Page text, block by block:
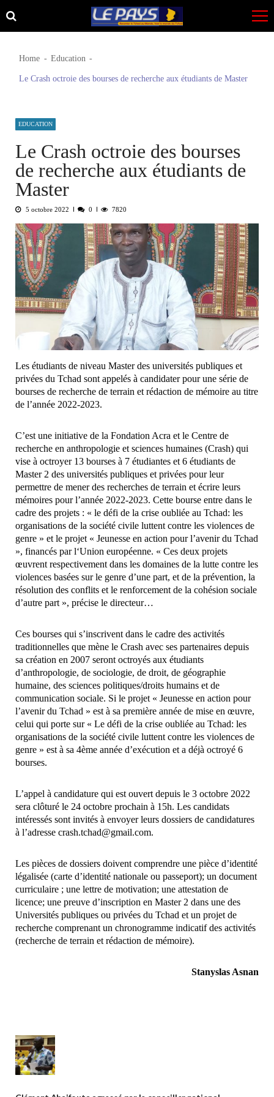
Skip
to
Skip
to
Home Education
Le Crash octroie des bourses de recherche aux étudiants de Master
EDUCATION
Le Crash octroie des bourses
de recherche aux étudiants de
Master
5 octobre 2022 0 7820
Les étudiants de niveau Master des universités publiques et
privées du Tchad sont appelés à candidater pour une série de
bourses de recherche de terrain et rédaction de mémoire au titre
de l’année 2022-2023.
C’est une initiative de la Fondation Acra et le Centre de
recherche en anthropologie et sciences humaines (Crash) qui
vise à octroyer 13 bourses à 7 étudiantes et 6 étudiants de
Master 2 des universités publiques et privées pour leur
permettre de mener des recherches de terrain et écrire leurs
mémoires pour l’année 2022-2023. Cette bourse entre dans le
cadre des projets : « le défi de la crise oubliée au Tchad: les
organisations de la société civile luttent contre les violences de
genre » et le projet « Jeunesse en action pour l’avenir du Tchad
», financés par l‘Union européenne. « Ces deux projets
œuvrent respectivement dans les domaines de la lutte contre les
violences basées sur le genre d’une part, et de la prévention, la
résolution des conflits et le renforcement de la cohésion sociale
d’autre part », précise le directeur…
Ces bourses qui s’inscrivent dans le cadre des activités
traditionnelles que mène le Crash avec ses partenaires depuis
sa création en 2007 seront octroyés aux étudiants
d’anthropologie, de sociologie, de droit, de géographie
humaine, des sciences politiques/droits humains et de
communication sociale. Si le projet « Jeunesse en action pour
l’avenir du Tchad » est à sa première année de mise en œuvre,
celui qui porte sur « Le défi de la crise oubliée au Tchad: les
organisations de la société civile luttent contre les violences de
genre » est à sa 4ème année d’exécution et a déjà octroyé 6
bourses.
L’appel à candidature qui est ouvert depuis le 3 octobre 2022
sera clôturé le 24 octobre prochain à 15h. Les candidats
intéressés sont invités à envoyer leurs dossiers de candidatures
à l’adresse crash.tchad@gmail.com.
Les pièces de dossiers doivent comprendre une pièce d’identité
légalisée (carte d’identité nationale ou passeport); un document
curriculaire ; une lettre de motivation; une attestation de
licence; une preuve d’inscription en Master 2 dans une des
Universités publiques ou privées du Tchad et un projet de
recherche comprenant un chronogramme indicatif des activités
(recherche de terrain et rédaction de mémoire).
Stanyslas Asnan